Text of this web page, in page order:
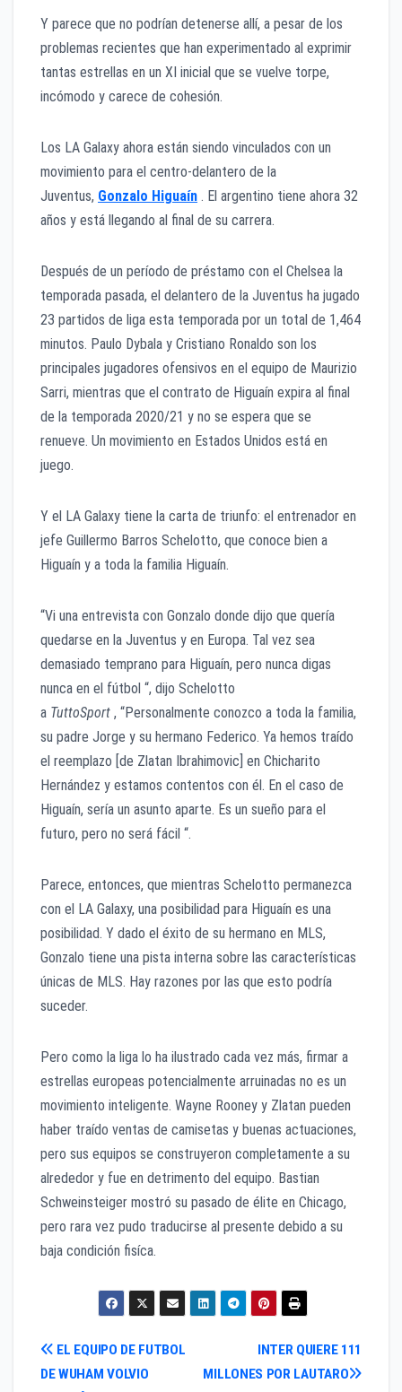
Y parece que no podrían detenerse allí, a pesar de los
problemas recientes que han experimentado al exprimir
tantas estrellas en un XI inicial que se vuelve torpe,
incómodo y carece de cohesión.
Los LA Galaxy ahora están siendo vinculados con un
movimiento para el centro-delantero de la
Juventus, Gonzalo Higuaín . El argentino tiene ahora 32
años y está llegando al final de su carrera.
Después de un período de préstamo con el Chelsea la
temporada pasada, el delantero de la Juventus ha jugado
23 partidos de liga esta temporada por un total de 1,464
minutos. Paulo Dybala y Cristiano Ronaldo son los
principales jugadores ofensivos en el equipo de Maurizio
Sarri, mientras que el contrato de Higuaín expira al final
de la temporada 2020/21 y no se espera que se
renueve. Un movimiento en Estados Unidos está en
juego.
Y el LA Galaxy tiene la carta de triunfo: el entrenador en
jefe Guillermo Barros Schelotto, que conoce bien a
Higuaín y a toda la familia Higuaín.
“Vi una entrevista con Gonzalo donde dijo que quería
quedarse en la Juventus y en Europa. Tal vez sea
demasiado temprano para Higuaín, pero nunca digas
nunca en el fútbol “, dijo Schelotto
a TuttoSport , “Personalmente conozco a toda la familia,
su padre Jorge y su hermano Federico. Ya hemos traído
el reemplazo [de Zlatan Ibrahimovic] en Chicharito
Hernández y estamos contentos con él. En el caso de
Higuaín, sería un asunto aparte. Es un sueño para el
futuro, pero no será fácil “.
Parece, entonces, que mientras Schelotto permanezca
con el LA Galaxy, una posibilidad para Higuaín es una
posibilidad. Y dado el éxito de su hermano en MLS,
Gonzalo tiene una pista interna sobre las características
únicas de MLS. Hay razones por las que esto podría
suceder.
Pero como la liga lo ha ilustrado cada vez más, firmar a
estrellas europeas potencialmente arruinadas no es un
movimiento inteligente. Wayne Rooney y Zlatan pueden
haber traído ventas de camisetas y buenas actuaciones,
pero sus equipos se construyeron completamente a su
alrededor y fue en detrimento del equipo. Bastian
Schweinsteiger mostró su pasado de élite en Chicago,
pero rara vez pudo traducirse al presente debido a su
baja condición fisíca.
Navegación
INTER QUIERE 111
MILLONES POR LAUTARO
EL EQUIPO DE FUTBOL
DE WUHAM VOLVIO